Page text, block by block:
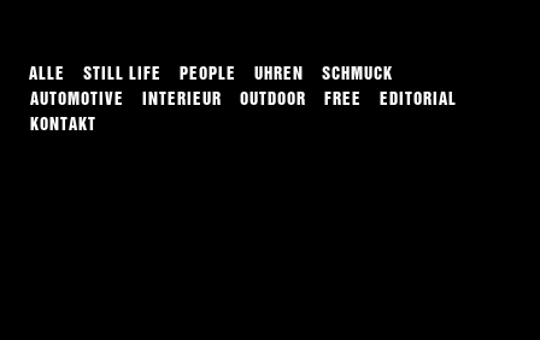
ALLE STILL LIFE PEOPLE UHREN
SCHMUCK
AUTOMOTIVE
INTERIEUR OUTDOOR FREE
EDITORIAL
KONTAKT